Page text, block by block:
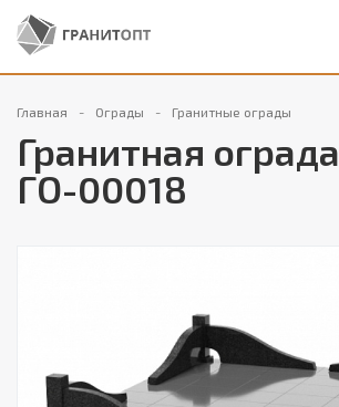
Главная Ограды Гранитные ограды
Гранитная ограда
ГО-00018